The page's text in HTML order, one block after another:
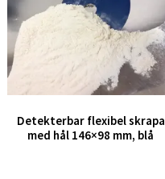
Detekterbar flexibel skrapa
med hål 146×98 mm, blå